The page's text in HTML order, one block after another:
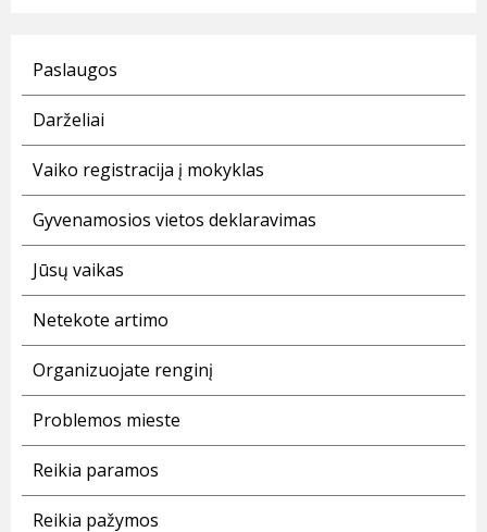
Paslaugos
Darželiai
Vaiko registracija į mokyklas
Gyvenamosios vietos deklaravimas
Jūsų vaikas
Netekote artimo
Organizuojate renginį
Problemos mieste
Reikia paramos
Reikia pažymos